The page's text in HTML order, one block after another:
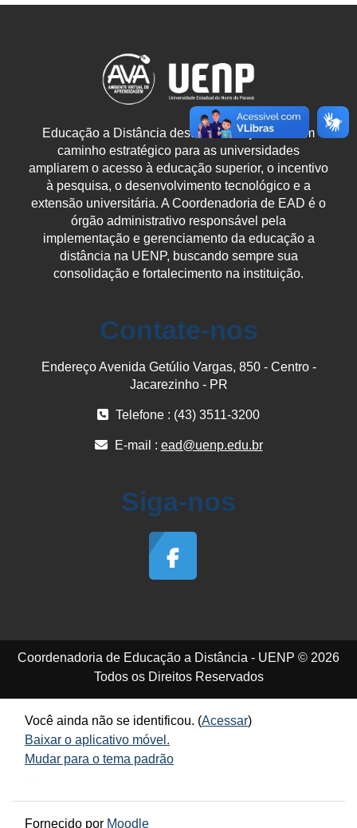
Educação a Distância destaca-se hoje como um
caminho estratégico para as universidades
ampliarem o acesso à educação superior, o incentivo
à pesquisa, o desenvolvimento tecnológico e a
extensão universitária. A Coordenadoria de EAD é o
órgão administrativo responsável pela
implementação e gerenciamento da educação a
distância na UENP, buscando sempre sua
consolidação e fortalecimento na instituição.
Contate-nos
Endereço Avenida Getúlio Vargas, 850 - Centro -
Jacarezinho - PR
Telefone : (43) 3511-3200
E-mail : ead@uenp.edu.br
Siga-nos
Coordenadoria de Educação a Distância - UENP © 2026
Todos os Direitos Reservados
Você ainda não se identificou. (Acessar)
Baixar o aplicativo móvel.
Mudar para o tema padrão
Fornecido por Moodle